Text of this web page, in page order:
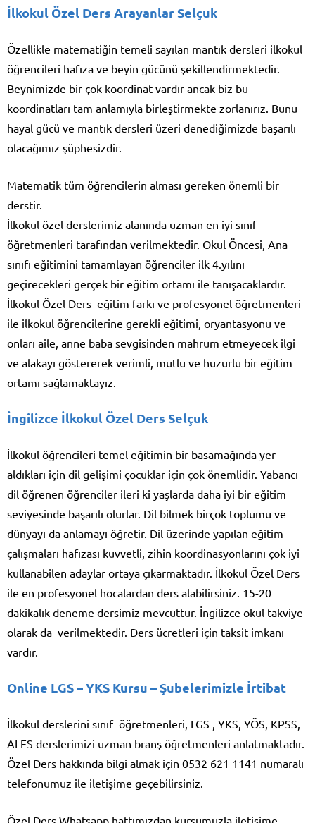
İlkokul Özel Ders Arayanlar Selçuk
Özellikle matematiğin temeli sayılan mantık dersleri ilkokul
öğrencileri hafıza ve beyin gücünü şekillendirmektedir.
Beynimizde bir çok koordinat vardır ancak biz bu
koordinatları tam anlamıyla birleştirmekte zorlanırız. Bunu
hayal gücü ve mantık dersleri üzeri denediğimizde başarılı
olacağımız şüphesizdir.
Matematik tüm öğrencilerin alması gereken önemli bir
derstir.
İlkokul özel derslerimiz alanında uzman en iyi sınıf
öğretmenleri tarafından verilmektedir. Okul Öncesi, Ana
sınıfı eğitimini tamamlayan öğrenciler ilk 4.yılını
geçirecekleri gerçek bir eğitim ortamı ile tanışacaklardır.
İlkokul Özel Ders eğitim farkı ve profesyonel öğretmenleri
ile ilkokul öğrencilerine gerekli eğitimi, oryantasyonu ve
onları aile, anne baba sevgisinden mahrum etmeyecek ilgi
ve alakayı göstererek verimli, mutlu ve huzurlu bir eğitim
ortamı sağlamaktayız.
İngilizce İlkokul Özel Ders Selçuk
İlkokul öğrencileri temel eğitimin bir basamağında yer
aldıkları için dil gelişimi çocuklar için çok önemlidir. Yabancı
dil öğrenen öğrenciler ileri ki yaşlarda daha iyi bir eğitim
seviyesinde başarılı olurlar. Dil bilmek birçok toplumu ve
dünyayı da anlamayı öğretir. Dil üzerinde yapılan eğitim
çalışmaları hafızası kuvvetli, zihin koordinasyonlarını çok iyi
kullanabilen adaylar ortaya çıkarmaktadır. İlkokul Özel Ders
ile en profesyonel hocalardan ders alabilirsiniz. 15-20
dakikalık deneme dersimiz mevcuttur. İngilizce okul takviye
olarak da verilmektedir. Ders ücretleri için taksit imkanı
vardır.
Online LGS – YKS Kursu – Şubelerimizle İrtibat
İlkokul derslerini sınıf öğretmenleri, LGS , YKS, YÖS, KPSS,
ALES derslerimizi uzman branş öğretmenleri anlatmaktadır.
Özel Ders hakkında bilgi almak için 0532 621 1141 numaralı
telefonumuz ile iletişime geçebilirsiniz.
Özel Ders Whatsapp hattımızdan kursumuzla iletişime